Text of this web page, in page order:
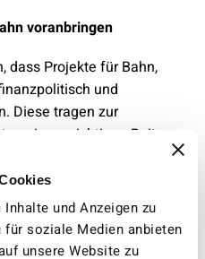
und Anzeigen zu
soziale Medien anbieten
unsere Website zu
voranbringen
dass Projekte für Bahn,
und
Diese tragen zur
einen wichtigen Beitrag
müssen Vorrang
Der Bericht zeigt, wie
von mindestens 24
dringend notwendige
Individualverkehr